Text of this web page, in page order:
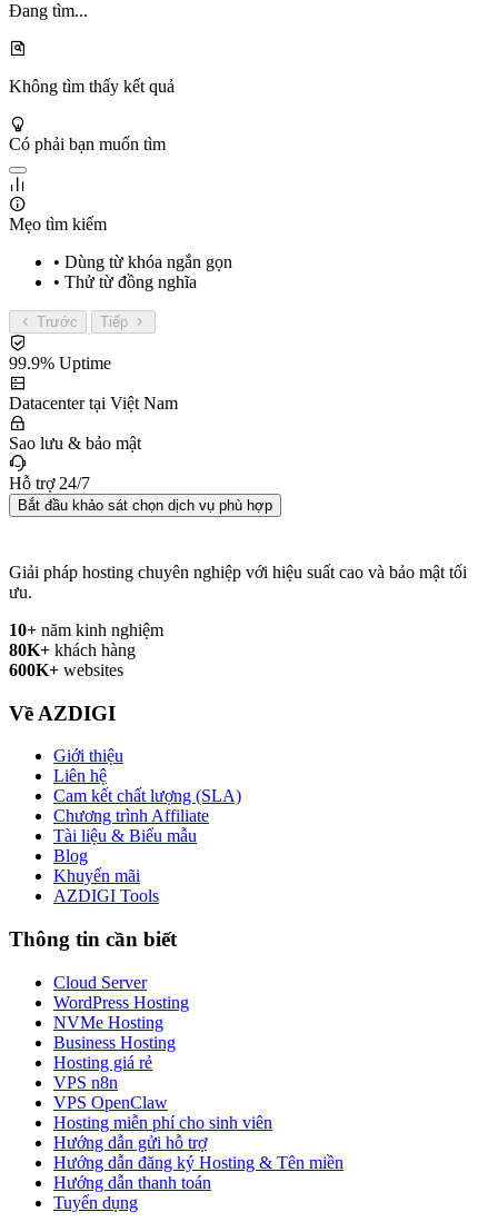
Đang tìm...
Không tìm thấy kết quả
Có phải bạn muốn tìm
Mẹo tìm kiếm
• Dùng từ khóa ngắn gọn
• Thử từ đồng nghĩa
Trước Tiếp
99.9% Uptime
Datacenter tại Việt Nam
Sao lưu & bảo mật
Hỗ trợ 24/7
Bắt đầu khảo sát chọn dịch vụ phù hợp
Giải pháp hosting chuyên nghiệp với hiệu suất cao và bảo mật tối
ưu.
10+ năm kinh nghiệm
80K+ khách hàng
600K+ websites
Về AZDIGI
Giới thiệu
Liên hệ
Cam kết chất lượng (SLA)
Chương trình Affiliate
Tài liệu & Biểu mẫu
Blog
Khuyến mãi
AZDIGI Tools
Thông tin cần biết
Cloud Server
WordPress Hosting
NVMe Hosting
Business Hosting
Hosting giá rẻ
VPS n8n
VPS OpenClaw
Hosting miễn phí cho sinh viên
Hướng dẫn gửi hỗ trợ
Hướng dẫn đăng ký Hosting & Tên miền
Hướng dẫn thanh toán
Tuyển dụng